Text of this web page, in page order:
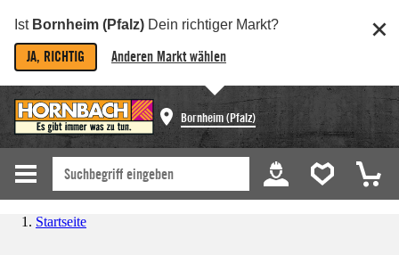
Ist Bornheim (Pfalz) Dein richtiger Markt?
JA, RICHTIG Anderen Markt wählen
Bornheim (Pfalz)
Startseite